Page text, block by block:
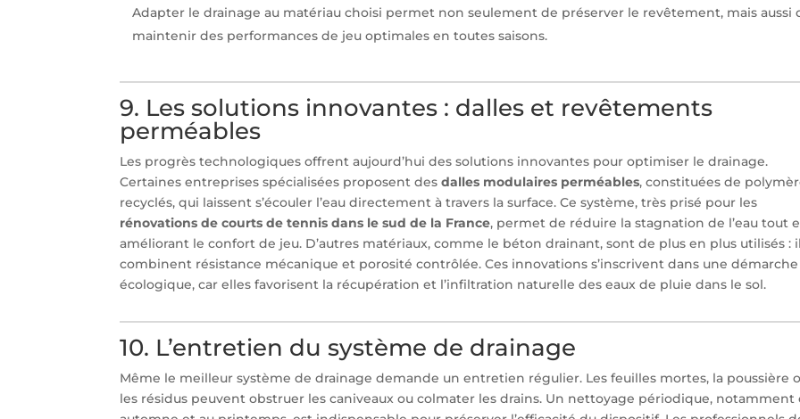
Adapter le drainage au matériau choisi permet non seulement de préserver le revêtement, mais aussi
maintenir des performances de jeu optimales en toutes saisons.
9. Les solutions innovantes : dalles et revêtements
perméables
Les progrès technologiques offrent aujourd’hui des solutions innovantes pour optimiser le drainage.
Certaines entreprises spécialisées proposent desdalles modulaires perméables, constituées de
recyclés, qui laissent s’écouler l’eau directement à travers la surface. Ce système, très prisé pour les
rénovations de courts de tennis dans le sud de la France, permet de réduire la stagnation de l’eau tout
améliorant le confort de jeu. D’autres matériaux, comme le béton drainant, sont de plus en plus utilisés :
combinent résistance mécanique et porosité contrôlée. Ces innovations s’inscrivent dans une démarche
écologique, car elles favorisent la récupération et l’infiltration naturelle des eaux de pluie dans le sol.
10. L’entretien du système de drainage
Même le meilleur système de drainage demande un entretien régulier. Les feuilles mortes, la poussière
les résidus peuvent obstruer les caniveaux ou colmater les drains. Un nettoyage périodique, notamment